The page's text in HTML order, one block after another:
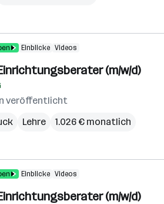
Einblicke Videos
(m/w/d)
veröffentlicht
Lehre 1.026 € monatlich
Einblicke Videos
(m/w/d)